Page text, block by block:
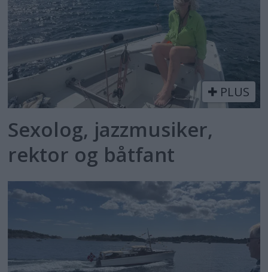
PLUS
Sexolog, jazzmusiker,
rektor og båtfant